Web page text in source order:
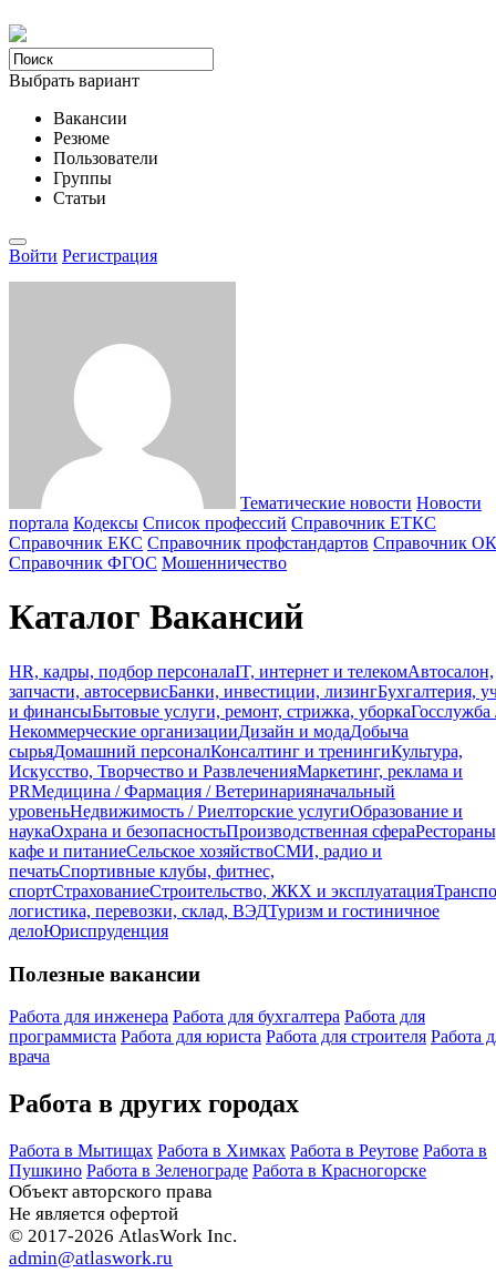
Выбрать вариант
Вакансии
Резюме
Пользователи
Группы
Статьи
Войти Регистрация
Тематические новости Новости
портала Кодексы Cписок профессий Справочник ЕТКС
Справочник ЕКС Справочник профстандартов Справочник
Справочник ФГОС Мошенничество
Каталог Вакансий
HR, кадры, подбор персоналаIT, интернет и телекомАвтосалон,
запчасти, автосервисБанки, инвестиции, лизингБухгалтерия,
и финансыБытовые услуги, ремонт, стрижка, уборкаГосслужба
Некоммерческие организацииДизайн и модаДобыча
сырьяДомашний персоналКонсалтинг и тренингиКультура,
Искусство, Творчество и РазвлеченияМаркетинг, реклама и
PRМедицина / Фармация / Ветеринарияначальный
уровеньНедвижимость / Риелторские услугиОбразование и
наукаОхрана и безопасностьПроизводственная сфера
кафе и питаниеСельское хозяйствоСМИ, радио и
печатьСпортивные клубы, фитнес,
спортСтрахованиеСтроительство, ЖКХ и эксплуатация
логистика, перевозки, склад, ВЭДТуризм и гостиничное
делоЮриспруденция
Полезные вакансии
Работа для инженера Работа для бухгалтера Работа для
программиста Работа для юриста Работа для строителя Работа
врача
Работа в других городах
Работа в Мытищах Работа в Химках Работа в Реутове Работа в
Пушкино Работа в Зеленограде Работа в Красногорске
Объект авторского права
Не является офертой
© 2017-2026 AtlasWork Inc.
admin@atlaswork.ru